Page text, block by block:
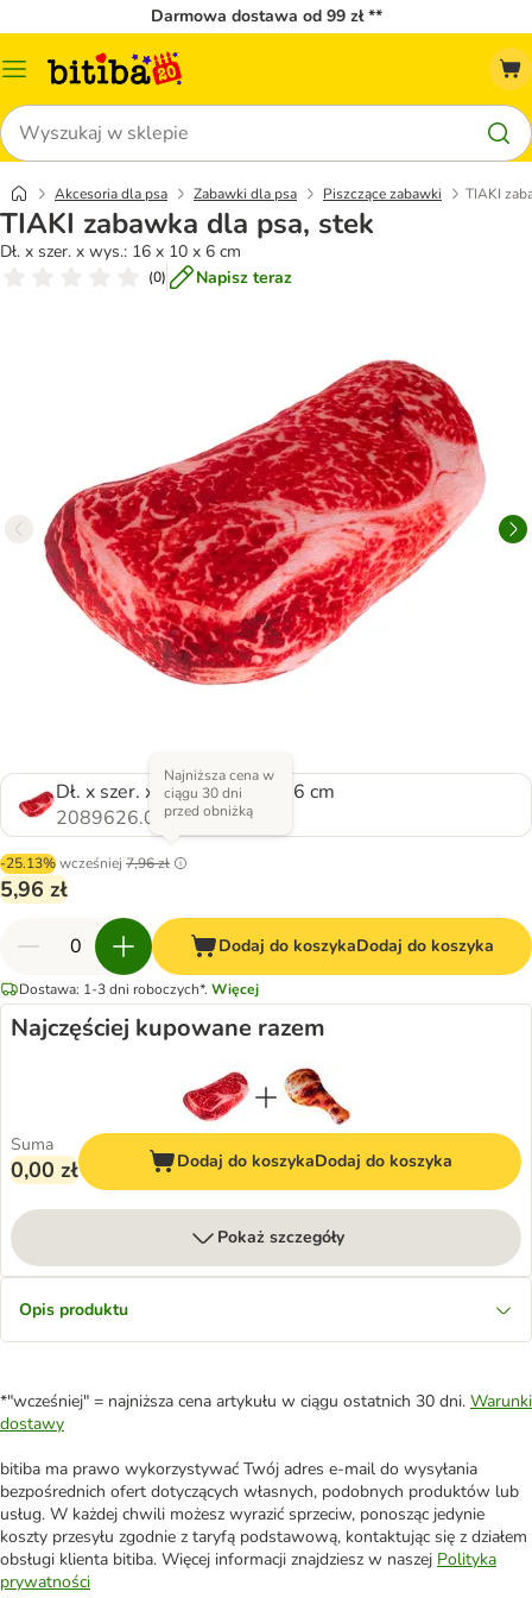
Darmowa dostawa od 99 zł **
Menu
Szukaj
Akcesoria dla psa Zabawki dla psa Piszczące zabawki TIAKI
TIAKI zabawka dla psa, stek
Dł. x szer. x wys.: 16 x 10 x 6 cm
(0) Napisz teraz
Dł. x szer. x wys.: 16 x 10 x 6 cm
2089626.0
-25.13%wcześniej 7,96 zł
Najniższa cena w
ciągu 30 dni
przed obniżką
5,96 zł
Dodaj do koszykaDodaj do koszyka
Dostawa: 1-3 dni roboczych*. Więcej
Najczęściej kupowane razem
Suma
0,00 zł Dodaj do koszykaDodaj do koszyka
Pokaż szczegóły
Opis produktu
*"wcześniej" = najniższa cena artykułu w ciągu ostatnich 30 dni. Warunki
dostawy
bitiba ma prawo wykorzystywać Twój adres e-mail do wysyłania
bezpośrednich ofert dotyczących własnych, podobnych produktów lub
usług. W każdej chwili możesz wyrazić sprzeciw, ponosząc jedynie
koszty przesyłu zgodnie z taryfą podstawową, kontaktując się z działem
obsługi klienta bitiba. Więcej informacji znajdziesz w naszej Polityka
prywatności